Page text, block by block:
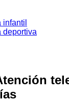
infantil
deportiva